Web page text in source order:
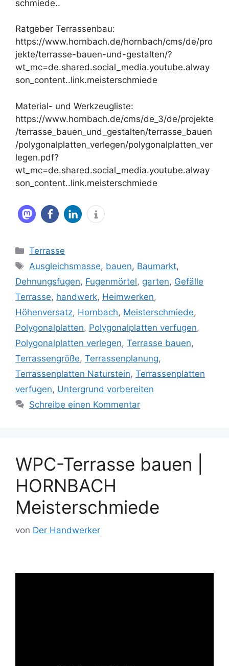
schmiede..
Ratgeber Terrassenbau:
https://www.hornbach.de/hornbach/cms/de/pro
jekte/terrasse-bauen-und-gestalten/?
wt_mc=de.shared.social_media.youtube.alway
son_content..link.meisterschmiede
Material- und Werkzeugliste:
https://www.hornbach.de/cms/de_3/de/projekte
/terrasse_bauen_und_gestalten/terrasse_bauen
/polygonalplatten_verlegen/polygonalplatten_ver
legen.pdf?
wt_mc=de.shared.social_media.youtube.alway
son_content..link.meisterschmiede
Kategorien
Terrasse
Schlagwörter
Ausgleichsmasse, bauen, Baumarkt,
Dehnungsfugen, Fugenmörtel, garten, Gefälle
Terrasse, handwerk, Heimwerken,
Höhenversatz, Hornbach, Meisterschmiede,
Polygonalplatten, Polygonalplatten verfugen,
Polygonalplatten verlegen, Terrasse bauen,
Terrassengröße, Terrassenplanung,
Terrassenplatten Naturstein, Terrassenplatten
verfugen, Untergrund vorbereiten
Schreibe einen Kommentar
WPC-Terrasse bauen |
HORNBACH
Meisterschmiede
von Der Handwerker